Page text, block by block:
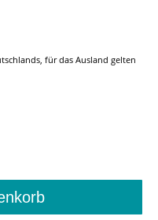
für das Ausland gelten